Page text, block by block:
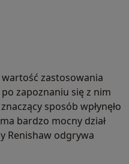
wartość zastosowania
zapoznaniu się z nim
sposób wpłynęło
bardzo mocny dział
Renishaw odgrywa